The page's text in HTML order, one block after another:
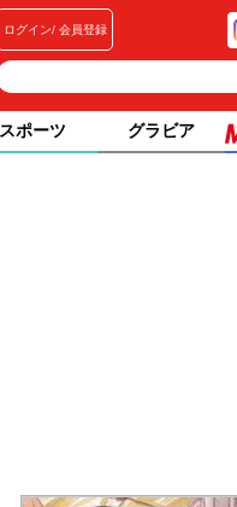
ログイン 会員登録
スポーツ グラビア